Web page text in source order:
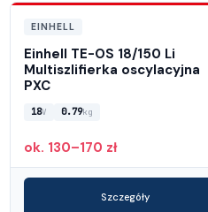
EINHELL
Einhell TE-OS 18/150 Li
Multiszlifierka oscylacyjna
PXC
18V 0.79kg
ok. 130–170 zł
Szczegóły